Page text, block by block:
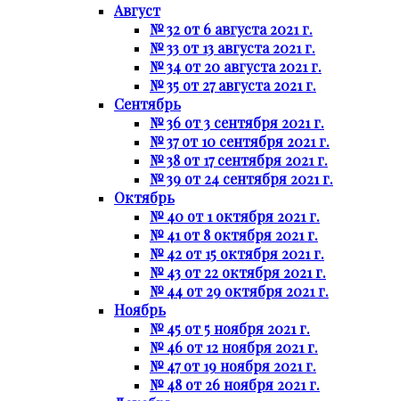
Август
№ 32 от 6 августа 2021 г.
№ 33 от 13 августа 2021 г.
№ 34 от 20 августа 2021 г.
№ 35 от 27 августа 2021 г.
Сентябрь
№ 36 от 3 сентября 2021 г.
№ 37 от 10 сентября 2021 г.
№ 38 от 17 сентября 2021 г.
№ 39 от 24 сентября 2021 г.
Октябрь
№ 40 от 1 октября 2021 г.
№ 41 от 8 октября 2021 г.
№ 42 от 15 октября 2021 г.
№ 43 от 22 октября 2021 г.
№ 44 от 29 октября 2021 г.
Ноябрь
№ 45 от 5 ноября 2021 г.
№ 46 от 12 ноября 2021 г.
№ 47 от 19 ноября 2021 г.
№ 48 от 26 ноября 2021 г.